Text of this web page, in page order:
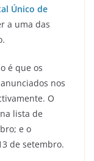
Único de
a uma das
é que os
nos
O
lista de
e o
de setembro.